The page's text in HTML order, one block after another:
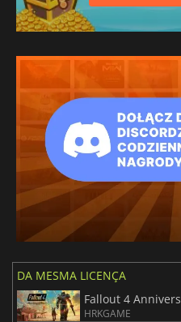
DA MESMA LICENÇA
Fallout 4
HRKGAME